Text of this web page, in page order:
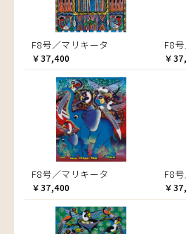
F8号／マリキータ
￥37,400
F8
￥
F8号／マリキータ
￥37,400
F8
￥